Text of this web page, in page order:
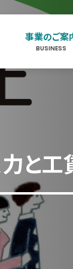
事業のご案
BUSINESS
と